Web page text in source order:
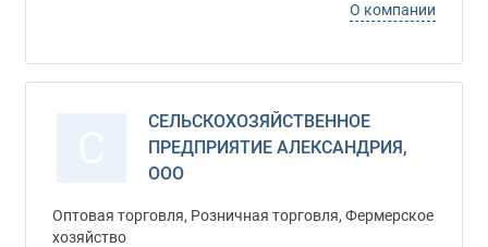
О компании
СЕЛЬСКОХОЗЯЙСТВЕННОЕ
ПРЕДПРИЯТИЕ АЛЕКСАНДРИЯ,
ООО
Оптовая торговля, Розничная торговля, Фермерское
хозяйство